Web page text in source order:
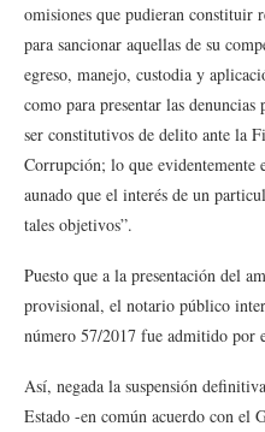
omisiones que pudieran constituir
para sancionar aquellas de su
egreso, manejo, custodia y
como para presentar las
ser constitutivos de delito ante la
Corrupción; lo que evidentemente
aunado que el interés de un
tales objetivos”.
Puesto que a la presentación del
provisional, el notario público
número 57/2017 fue admitido por
Así, negada la suspensión
Estado -en común acuerdo con el